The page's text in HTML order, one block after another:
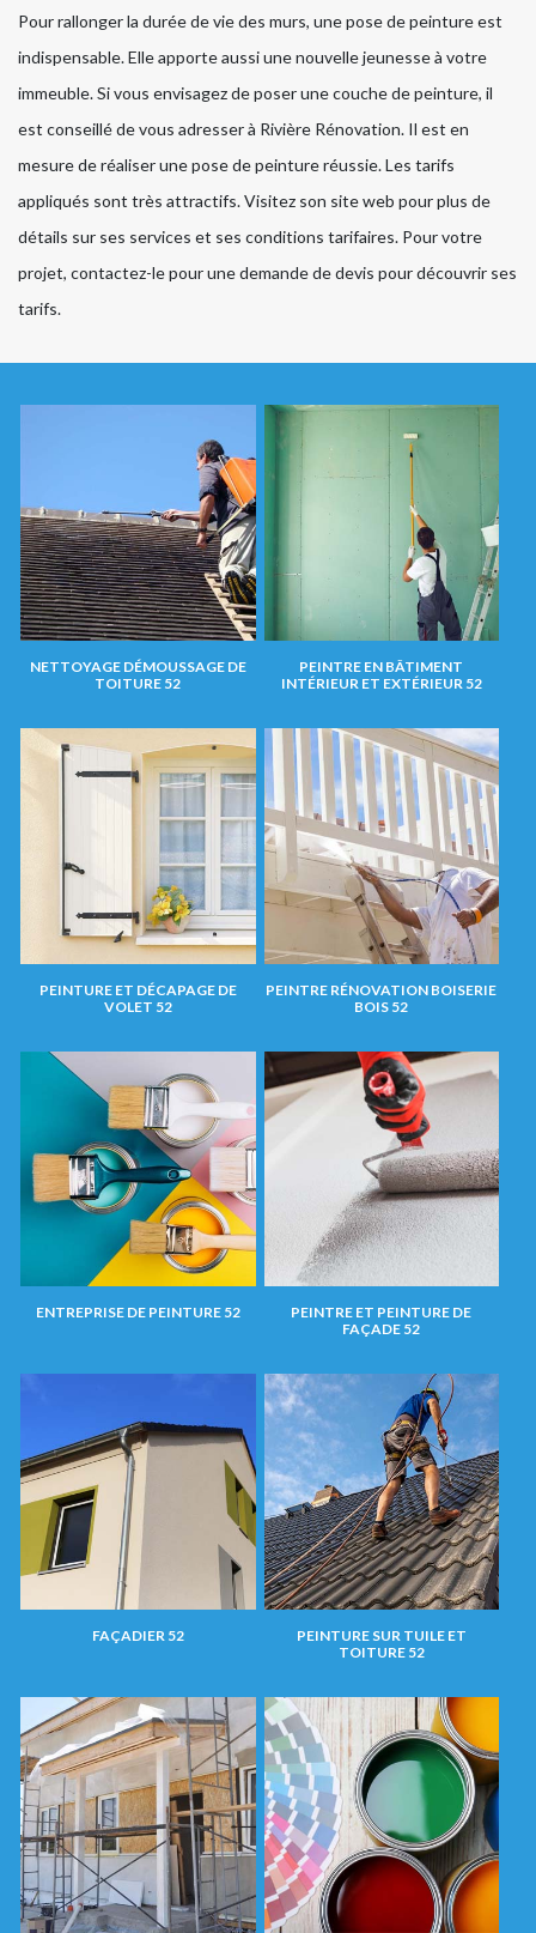
Pour rallonger la durée de vie des murs, une pose de peinture est
indispensable. Elle apporte aussi une nouvelle jeunesse à votre
immeuble. Si vous envisagez de poser une couche de peinture, il
est conseillé de vous adresser à Rivière Rénovation. Il est en
mesure de réaliser une pose de peinture réussie. Les tarifs
appliqués sont très attractifs. Visitez son site web pour plus de
détails sur ses services et ses conditions tarifaires. Pour votre
projet, contactez-le pour une demande de devis pour découvrir ses
tarifs.
NETTOYAGE DÉMOUSSAGE DE
TOITURE 52
PEINTRE EN BÂTIMENT
INTÉRIEUR ET EXTÉRIEUR 52
PEINTURE ET DÉCAPAGE DE
VOLET 52
PEINTRE RÉNOVATION BOISERIE
BOIS 52
ENTREPRISE DE PEINTURE 52
PEINTRE ET PEINTURE DE
FAÇADE 52
FAÇADIER 52
PEINTURE SUR TUILE ET
TOITURE 52